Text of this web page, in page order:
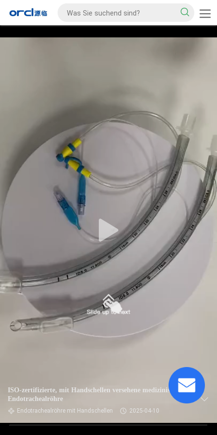
ISO-zertifizierte, mit Handschellen versehene medizinische
Endotrachealröhre
Endotrachealröhre mit Handschellen 2025-04-10